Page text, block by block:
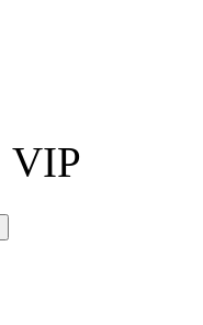
VIP